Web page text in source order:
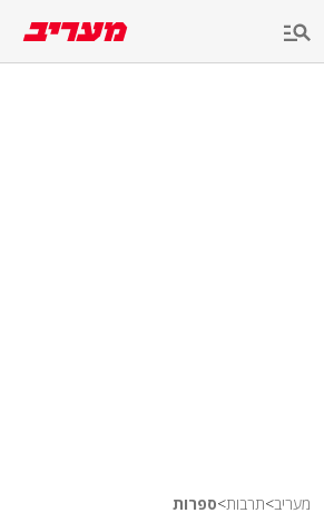
מעריב>תרבות>ספרות